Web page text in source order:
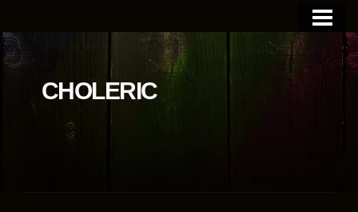
OM SIDAN
CHOLERIC